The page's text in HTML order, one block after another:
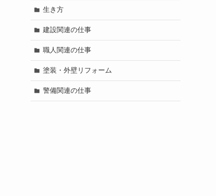
生き方
建設関連の仕事
職人関連の仕事
塗装・外壁リフォーム
警備関連の仕事